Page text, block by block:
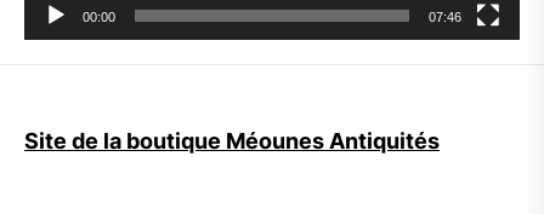
00:00 07:46
Site de la boutique Méounes Antiquités